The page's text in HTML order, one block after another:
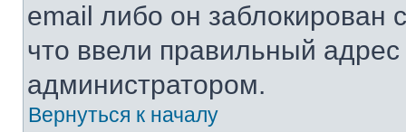
email либо он
что ввели правильный адрес
администратором.
Вернуться к началу